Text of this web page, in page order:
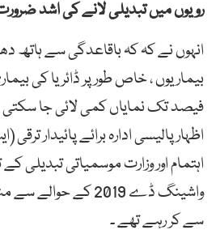
رویوں میں تبدیلی لانے کی اشد
انہوں نے کہ کہ باقاعدگی سے
فیصد تک نمایاں کمی لائی جا سکتی
اظہار پالیسی ادارہ برائے پائیدار
اہتمام اور وزارت موسمیاتی تبدیلی
واشینگ ڈے 2019 کے
سے کر رہے تھے ۔